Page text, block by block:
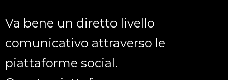
Va bene un diretto livello
comunicativo attraverso le
piattaforme social.